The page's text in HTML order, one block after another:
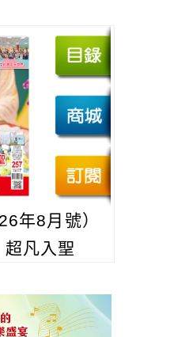
年8月號）
凡入聖